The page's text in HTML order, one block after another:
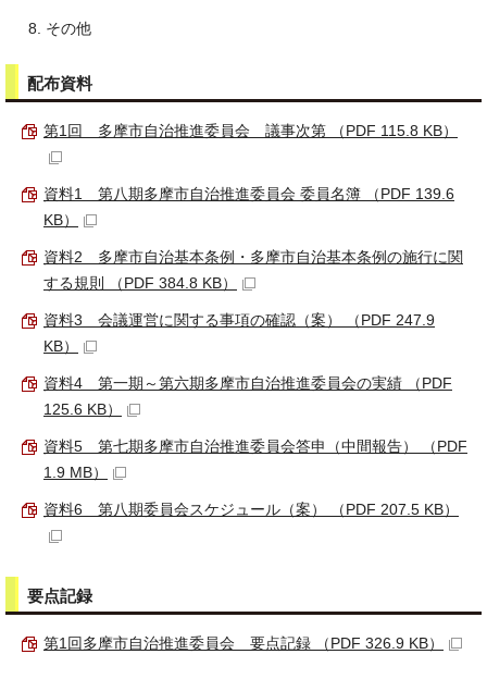
その他
配布資料
第1回 多摩市自治推進委員会 議事次第 （PDF 115.8 KB）
資料1 第八期多摩市自治推進委員会 委員名簿 （PDF 139.6
KB）
資料2 多摩市自治基本条例・多摩市自治基本条例の施行に関
する規則 （PDF 384.8 KB）
資料3 会議運営に関する事項の確認（案） （PDF 247.9
KB）
資料4 第一期～第六期多摩市自治推進委員会の実績 （PDF
125.6 KB）
資料5 第七期多摩市自治推進委員会答申（中間報告） （PDF
1.9 MB）
資料6 第八期委員会スケジュール（案） （PDF 207.5 KB）
要点記録
第1回多摩市自治推進委員会 要点記録 （PDF 326.9 KB）